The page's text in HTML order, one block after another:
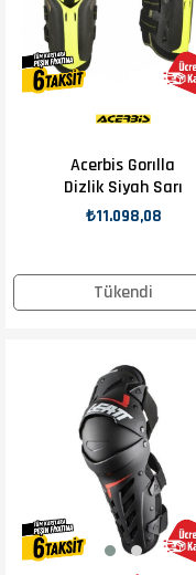
Tükendi
Acerbis Gorılla
Dizlik Siyah Sarı
₺11.098,08